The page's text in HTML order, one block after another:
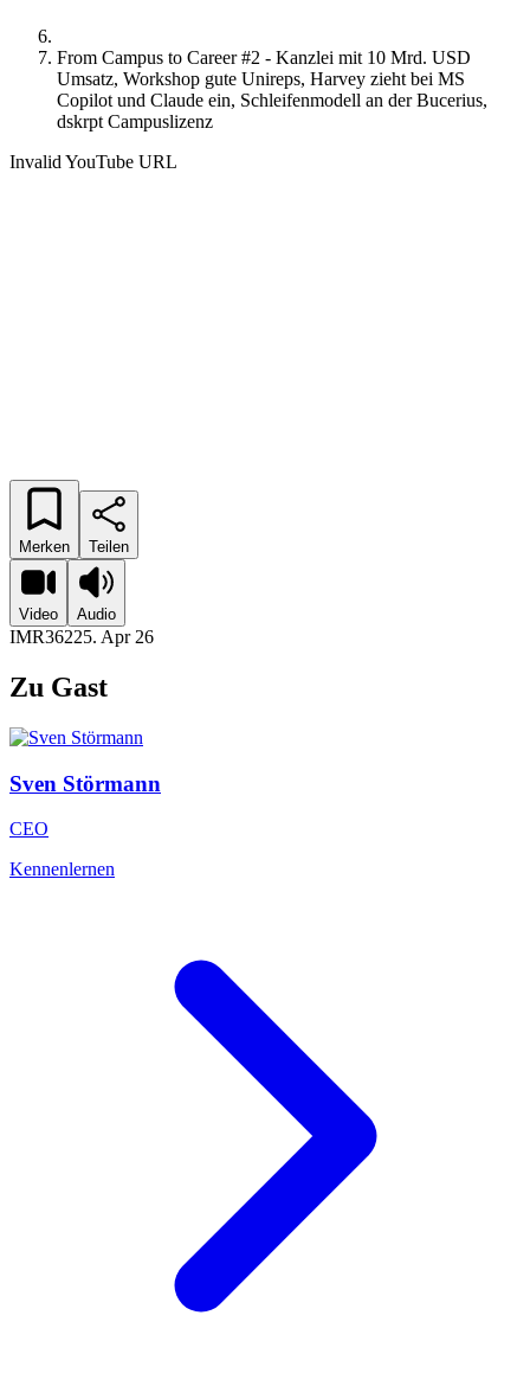
From Campus to Career #2 - Kanzlei mit 10 Mrd. USD
Umsatz, Workshop gute Unireps, Harvey zieht bei MS
Copilot und Claude ein, Schleifenmodell an der Bucerius,
dskrpt Campuslizenz
Invalid YouTube URL
Merken Teilen
Video Audio
IMR36225. Apr 26
Zu Gast
Sven Störmann
CEO
Kennenlernen